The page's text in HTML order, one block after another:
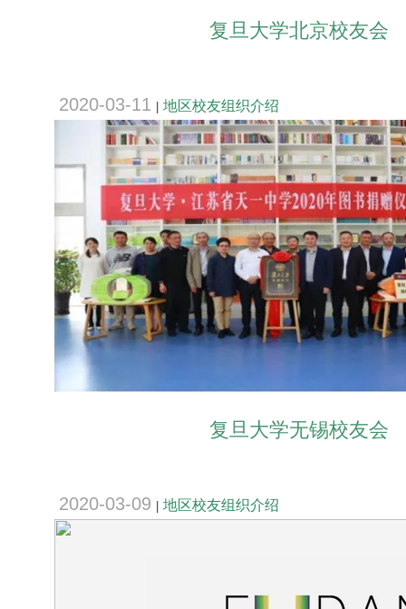
复旦大学北京校友会
2020-03-11 地区校友组织介绍
复旦大学无锡校友会
2020-03-09 地区校友组织介绍